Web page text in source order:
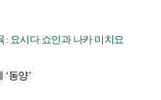
: 요시다 쇼인과 나카 미치요
동양’